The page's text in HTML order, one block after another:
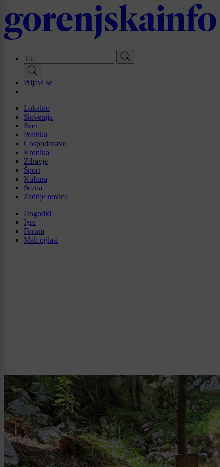
to
main
content
Prijavi se
Lokalno
Slovenija
Svet
Politika
Gospodarstvo
Kronika
Zdravje
Šport
Kultura
Scena
Zadnje novice
Dogodki
Igre
Forum
Mali oglasi